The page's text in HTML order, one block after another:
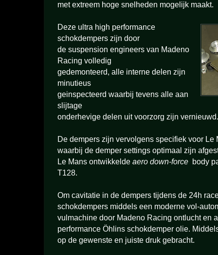
met extreem hoge snelheden mogelijk maakt.
Deze ultra high performance
schokdempers zijn door
de suspension engineers van Madeno
Racing volledig
gedemonteerd, alle interne delen zijn
minutieus
geinspecteerd waarbij tevens alle aan
slijtage
onderhevige delen uit voorzorg zijn vernieuwd.
De dempers zijn vervolgens specifiek voor
waarbij de demper settings optimaal zijn
Le Mans ontwikkelde aero down-force body
T128.
Om cavitatie in de dempers tijdens de 24h
schokdempers middels een moderne vol-
vulmachine door Madeno Racing ontlucht en
performance Öhlins schokdemper olie.
op de gewenste en juiste druk gebracht.